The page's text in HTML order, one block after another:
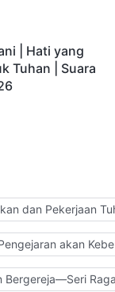
| Hati yang
Tuhan | Suara
dan Pekerjaan
akan
Bergereja—Seri